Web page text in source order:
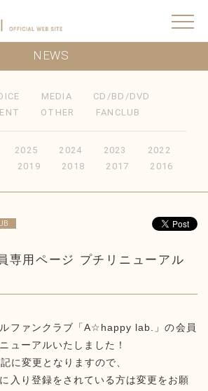
NEWS
MEDIA
CD/BD/DVD
OTHER FANCLUB
2025 2024 2023
2022
2019 2018 2017 2016
専用ページ プチリニューアル
ファンクラブ「A☆happy lab.」の会員
ューアルいたしました！
に変更となりますので、
入り登録をされている方は変更をお願